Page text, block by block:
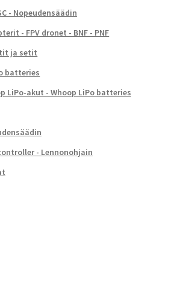
- Nopeudensäädin
- FPV dronet - BNF - PNF
ja setit
batteries
LiPo-akut - Whoop LiPo batteries
- Lennonohjain